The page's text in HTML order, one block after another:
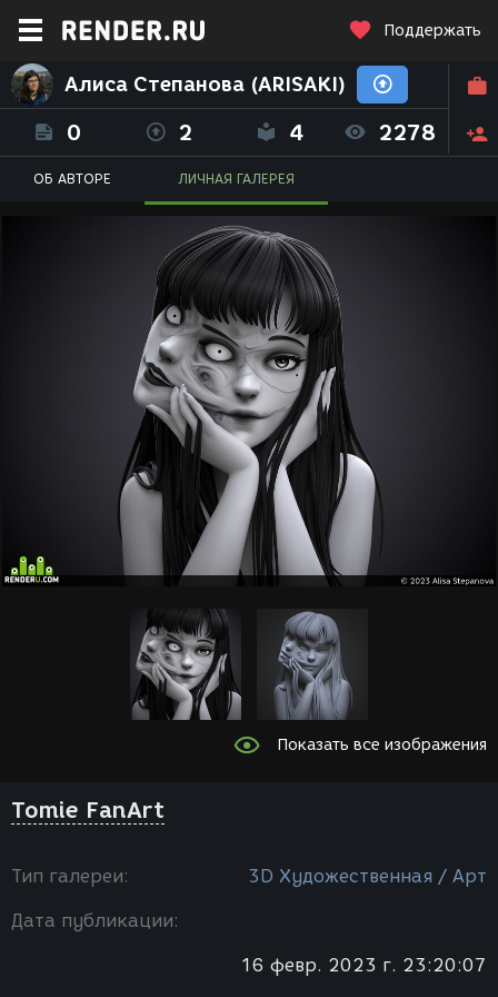
Поддержать
Алиса Степанова (ARISAKI)
0 2 4 2278
ОБ АВТОРЕ ЛИЧНАЯ ГАЛЕРЕЯ
Показать все изображения
Tomie FanArt
Тип галереи: 3D Художественная / Арт
Дата публикации:
16 февр. 2023 г. 23:20:07